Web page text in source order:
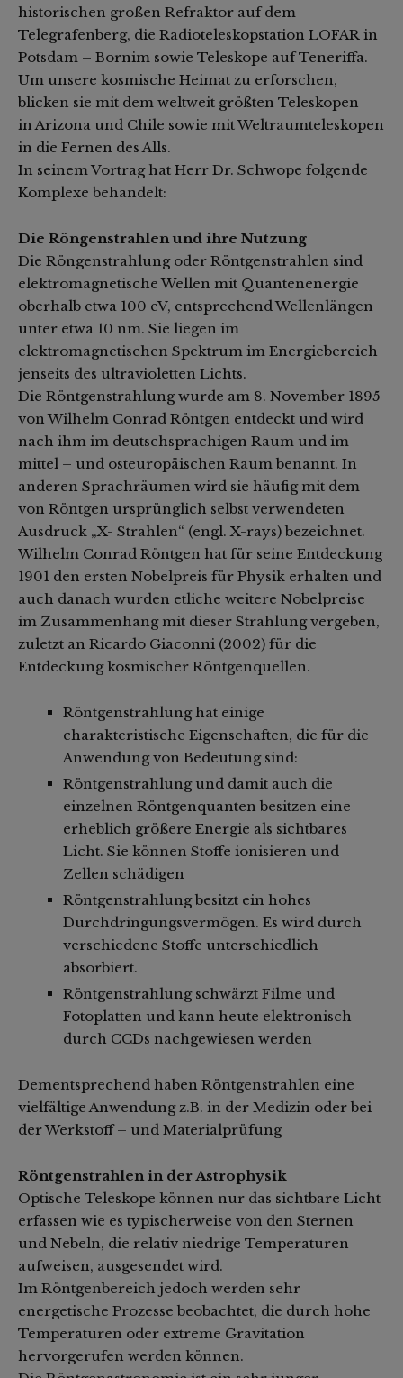
historischen großen Refraktor auf dem
Telegrafenberg, die Radioteleskopstation LOFAR in
Potsdam – Bornim sowie Teleskope auf Teneriffa.
Um unsere kosmische Heimat zu erforschen,
blicken sie mit dem weltweit größten Teleskopen
in Arizona und Chile sowie mit Weltraumteleskopen
in die Fernen des Alls.
In seinem Vortrag hat Herr Dr. Schwope folgende
Komplexe behandelt:
Die Röngenstrahlen und ihre Nutzung
Die Röngenstrahlung oder Röntgenstrahlen sind
elektromagnetische Wellen mit Quantenenergie
oberhalb etwa 100 eV, entsprechend Wellenlängen
unter etwa 10 nm. Sie liegen im
elektromagnetischen Spektrum im Energiebereich
jenseits des ultravioletten Lichts.
Die Röntgenstrahlung wurde am 8. November 1895
von Wilhelm Conrad Röntgen entdeckt und wird
nach ihm im deutschsprachigen Raum und im
mittel – und osteuropäischen Raum benannt. In
anderen Sprachräumen wird sie häufig mit dem
von Röntgen ursprünglich selbst verwendeten
Ausdruck „X- Strahlen“ (engl. X-rays) bezeichnet.
Wilhelm Conrad Röntgen hat für seine Entdeckung
1901 den ersten Nobelpreis für Physik erhalten und
auch danach wurden etliche weitere Nobelpreise
im Zusammenhang mit dieser Strahlung vergeben,
zuletzt an Ricardo Giaconni (2002) für die
Entdeckung kosmischer Röntgenquellen.
Röntgenstrahlung hat einige
charakteristische Eigenschaften, die für die
Anwendung von Bedeutung sind:
Röntgenstrahlung und damit auch die
einzelnen Röntgenquanten besitzen eine
erheblich größere Energie als sichtbares
Licht. Sie können Stoffe ionisieren und
Zellen schädigen
Röntgenstrahlung besitzt ein hohes
Durchdringungsvermögen. Es wird durch
verschiedene Stoffe unterschiedlich
absorbiert.
Röntgenstrahlung schwärzt Filme und
Fotoplatten und kann heute elektronisch
durch CCDs nachgewiesen werden
Dementsprechend haben Röntgenstrahlen eine
vielfältige Anwendung z.B. in der Medizin oder bei
der Werkstoff – und Materialprüfung
Röntgenstrahlen in der Astrophysik
Optische Teleskope können nur das sichtbare Licht
erfassen wie es typischerweise von den Sternen
und Nebeln, die relativ niedrige Temperaturen
aufweisen, ausgesendet wird.
Im Röntgenbereich jedoch werden sehr
energetische Prozesse beobachtet, die durch hohe
Temperaturen oder extreme Gravitation
hervorgerufen werden können.